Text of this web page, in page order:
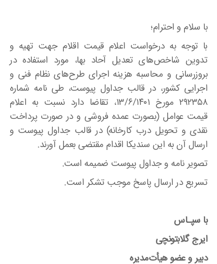
با سلام و احترام؛
با توجه به درخواست اعلام قیمت اقلام جهت تهیه و
تدوین شاخص‌های تعدیل آحاد بها، مورد استفاده در
بروزرسانی و محاسبه هزینه اجرای طرح‌های نظام فنی و
اجرایی کشور، در قالب جداول پیوست، طی نامه شماره
۲۹۲۳۵۸ مورخ ۱۳/۶/۱۴۰۱، تقاضا دارد نسبت به اعلام
قیمت عوامل (بصورت عمده فروشی و در صورت پرداخت
نقدی و تحویل درب کارخانه) در قالب جداول پیوست و
ارسال آن به این سندیکا اقدام مقتضی بعمل آورند.
تصویر نامه و جداول پیوست ضمیمه است.
تسریع در ارسال پاسخ موجب تشکر است.
با سپـاس
ایرج گلابتونچی
دبیر و عضو هیأت‌مدیره